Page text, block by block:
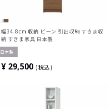
幅34.8cm 収納 ビーン 引出収納 すきま収
納 すきま家具 日本製
日本製
¥ 29,500 税込